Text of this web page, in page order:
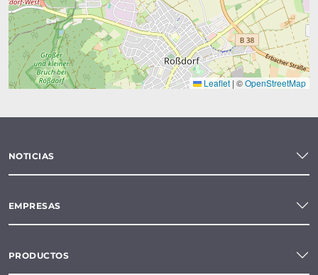
Leaflet | ©OpenStreetMap
NOTICIAS
EMPRESAS
PRODUCTOS